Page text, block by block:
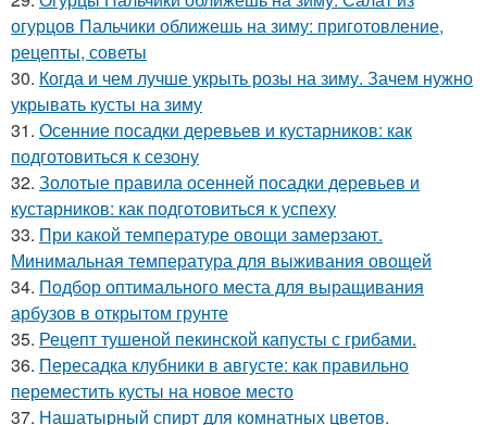
огурцов Пальчики оближешь на зиму: приготовление,
рецепты, советы
30. Когда и чем лучше укрыть розы на зиму. Зачем нужно
укрывать кусты на зиму
31. Осенние посадки деревьев и кустарников: как
подготовиться к сезону
32. Золотые правила осенней посадки деревьев и
кустарников: как подготовиться к успеху
33. При какой температуре овощи замерзают.
Минимальная температура для выживания овощей
34. Подбор оптимального места для выращивания
арбузов в открытом грунте
35. Рецепт тушеной пекинской капусты с грибами.
36. Пересадка клубники в августе: как правильно
переместить кусты на новое место
37. Нашатырный спирт для комнатных цветов.